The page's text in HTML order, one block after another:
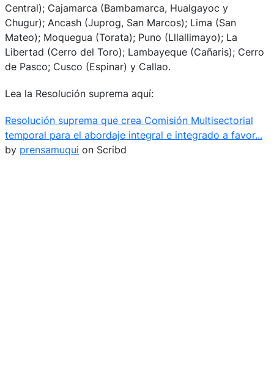
Central); Cajamarca (Bambamarca, Hualgayoc y
Chugur); Ancash (Juprog, San Marcos); Lima (San
Mateo); Moquegua (Torata); Puno (Lllallimayo); La
Libertad (Cerro del Toro); Lambayeque (Cañaris); Cerro
de Pasco; Cusco (Espinar) y Callao.
Lea la Resolución suprema aquí:
Resolución suprema que crea Comisión Multisectorial
temporal para el abordaje integral e integrado a favor...
by prensamuqui on Scribd